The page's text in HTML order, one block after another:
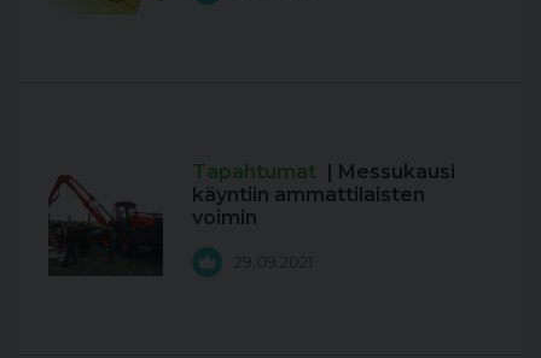
Tapahtumat | Messukausi
käyntiin ammattilaisten
voimin
29.09.2021